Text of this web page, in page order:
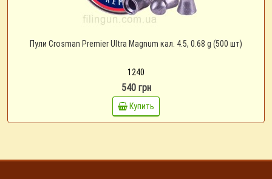
Пули Crosman Premier Ultra Magnum кал. 4.5, 0.68 g (500 шт)
1240
540 грн
Купить